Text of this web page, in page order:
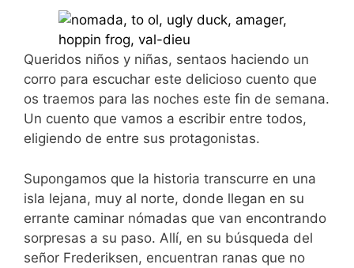
Queridos niños y niñas, sentaos haciendo un
corro para escuchar este delicioso cuento que
os traemos para las noches este fin de semana.
Un cuento que vamos a escribir entre todos,
eligiendo de entre sus protagonistas.
Supongamos que la historia transcurre en una
isla lejana, muy al norte, donde llegan en su
errante caminar nómadas que van encontrando
sorpresas a su paso. Allí, en su búsqueda del
señor Frederiksen, encuentran ranas que no